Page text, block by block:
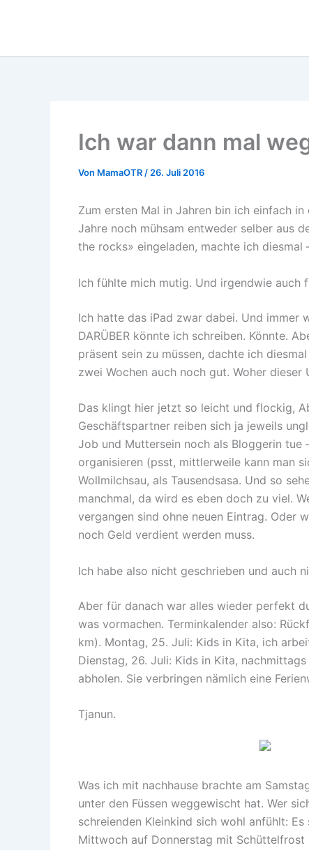
Ich war dann mal
Von MamaOTR / 26. Juli 2016
Zum ersten Mal in Jahren bin ich einfach
Jahre noch mühsam entweder selber aus
the rocks» eingeladen, machte ich diesmal
Ich fühlte mich mutig. Und irgendwie auch
Ich hatte das iPad zwar dabei. Und immer
DARÜBER könnte ich schreiben. Könnte.
präsent sein zu müssen, dachte ich
zwei Wochen auch noch gut. Woher
Das klingt hier jetzt so leicht und flockig,
Geschäftspartner reiben sich ja jeweils
Job und Muttersein noch als Bloggerin tue
organisieren (psst, mittlerweile kann man
Wollmilchsau, als Tausendsasa. Und so
manchmal, da wird es eben doch zu viel.
vergangen sind ohne neuen Eintrag. Oder
noch Geld verdient werden muss.
Ich habe also nicht geschrieben und auch
Aber für danach war alles wieder perfekt
was vormachen. Terminkalender also:
km). Montag, 25. Juli: Kids in Kita, ich
Dienstag, 26. Juli: Kids in Kita,
abholen. Sie verbringen nämlich eine
Tjanun.
Was ich mit nachhause brachte am
unter den Füssen weggewischt hat. Wer
schreienden Kleinkind sich wohl anfühlt:
Mittwoch auf Donnerstag mit Schüttelfrost